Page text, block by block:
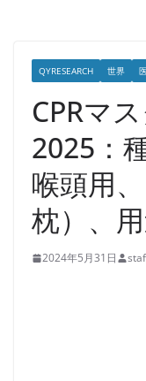
QYRESEARCH 世界
CPRマ
2025：
喉頭用
枕）、
2024年5月31日